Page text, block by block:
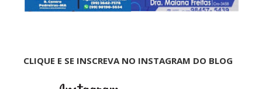
CLIQUE E SE INSCREVA NO INSTAGRAM DO BLOG